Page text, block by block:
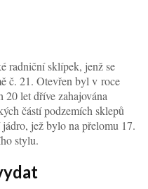
radniční sklípek, jenž se
č. 21. Otevřen byl v roce
20 let dříve zahajována
částí podzemích sklepů
jež bylo na přelomu 17.
stylu.